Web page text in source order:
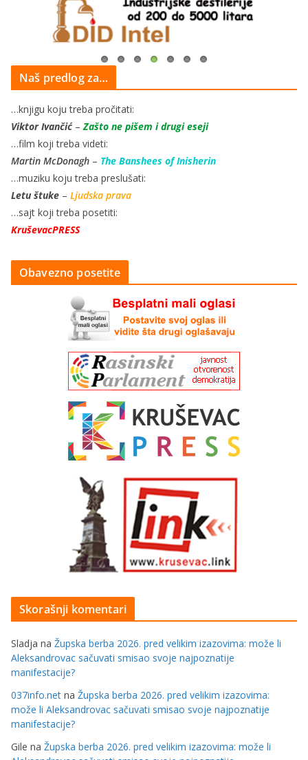
Naš predlog za…
…knjigu koju treba pročitati:
Viktor Ivančić–Zašto ne pišem i drugi eseji
…film koji treba videti:
Martin McDonagh – The Banshees of Inisherin
…muziku koju treba preslušati:
Letu štuke – Ljudska prava
…sajt koji treba posetiti:
KruševacPRESS
Obavezno posetite
Skorašnji komentari
Sladja na Župska berba 2026. pred velikim izazovima: može li
Aleksandrovac sačuvati smisao svoje najpoznatije
manifestacije?
037info.net na Župska berba 2026. pred velikim izazovima:
može li Aleksandrovac sačuvati smisao svoje najpoznatije
manifestacije?
Gile na Župska berba 2026. pred velikim izazovima: može li